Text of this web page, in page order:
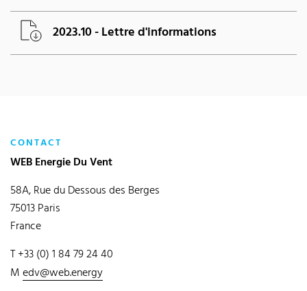
2023.10 - Lettre d'informations
CONTACT
WEB Energie Du Vent
58A, Rue du Dessous des Berges
75013 Paris
France
T +33 (0) 1 84 79 24 40
Medv@web.energy